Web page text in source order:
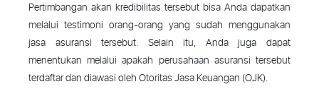
Pertimbangan akan kredibilitas tersebut bisa Anda dapatkan
melalui testimoni orang-orang yang sudah menggunakan
jasa asuransi tersebut. Selain itu, Anda juga dapat
menentukan melalui apakah perusahaan asuransi tersebut
terdaftar dan diawasi oleh Otoritas Jasa Keuangan (OJK).